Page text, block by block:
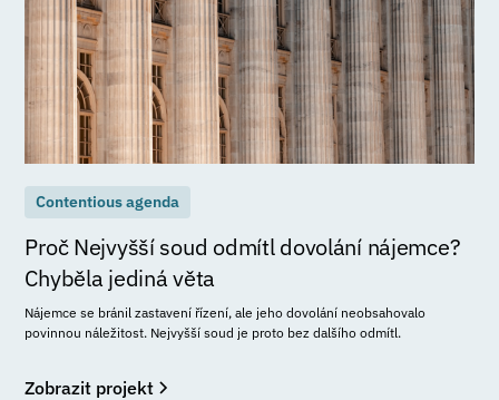
Contentious agenda
Proč Nejvyšší soud odmítl dovolání nájemce?
Chyběla jediná věta
Nájemce se bránil zastavení řízení, ale jeho dovolání neobsahovalo
povinnou náležitost. Nejvyšší soud je proto bez dalšího odmítl.
Zobrazit projekt